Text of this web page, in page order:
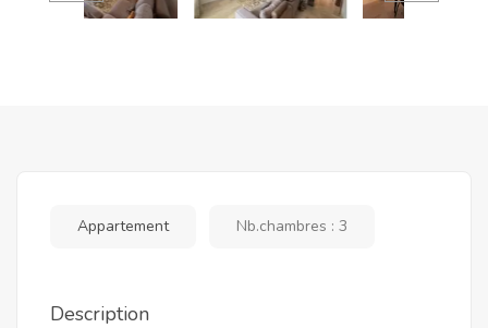
Appartement Nb.chambres : 3
Description